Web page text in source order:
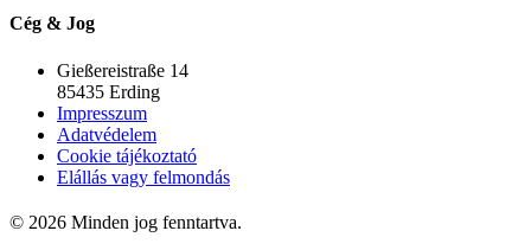
Cég & Jog
Gießereistraße 14
85435 Erding
Impresszum
Adatvédelem
Cookie tájékoztató
Elállás vagy felmondás
© 2026 Minden jog fenntartva.